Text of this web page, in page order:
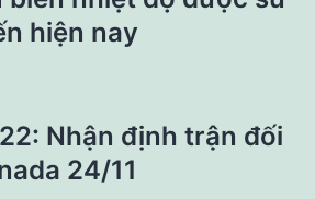
hiện nay
Nhận định trận đối
24/11